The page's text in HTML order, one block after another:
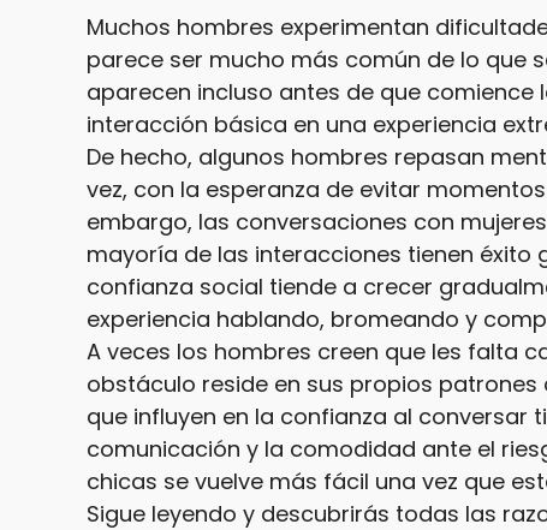
Muchos hombres experimentan
parece ser mucho más común de lo que
aparecen incluso antes de que
interacción básica en una experiencia
De hecho, algunos hombres repasan
vez, con la esperanza de evitar
embargo, las conversaciones con
mayoría de las interacciones tienen éxito
confianza social tiende a crecer
experiencia hablando, bromeando y
A veces los hombres creen que les falta
obstáculo reside en sus propios
que influyen en la confianza al conversar
comunicación y la comodidad ante el
chicas se vuelve más fácil una vez que
Sigue leyendo y descubrirás todas las